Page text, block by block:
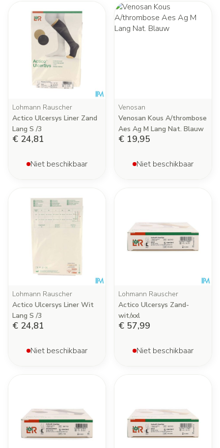
Lohmann Rauscher
Actico Ulcersys Liner Zand
Lang S /3
€ 24,81
Niet beschikbaar
Venosan
Venosan Kous A/thrombose
Aes Ag M Lang Nat. Blauw
€ 19,95
Niet beschikbaar
Lohmann Rauscher
Actico Ulcersys Liner Wit
Lang S /3
€ 24,81
Niet beschikbaar
Lohmann Rauscher
Actico Ulcersys Zand-
wit/xxl
€ 57,99
Niet beschikbaar